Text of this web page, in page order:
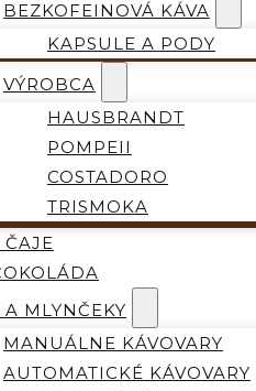
BEZKOFEINOVÁ KÁVA
KAPSULE A PODY
VÝROBCA
HAUSBRANDT
POMPEII
COSTADORO
TRISMOKA
A MLYNČEKY
MANUÁLNE KÁVOVARY
AUTOMATICKÉ KÁVOVARY